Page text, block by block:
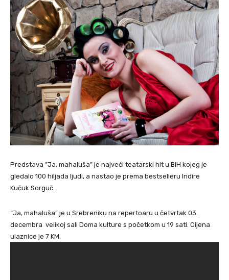
Predstava ”Ja, mahaluša” je najveći teatarski hit u BiH kojeg je
gledalo 100 hiljada ljudi, a nastao je prema bestselleru Indire
Kučuk Sorguč.
“Ja, mahaluša” je u Srebreniku na repertoaru u četvrtak 03.
decembra velikoj sali Doma kulture s početkom u 19 sati. Cijena
ulaznice je 7 KM.